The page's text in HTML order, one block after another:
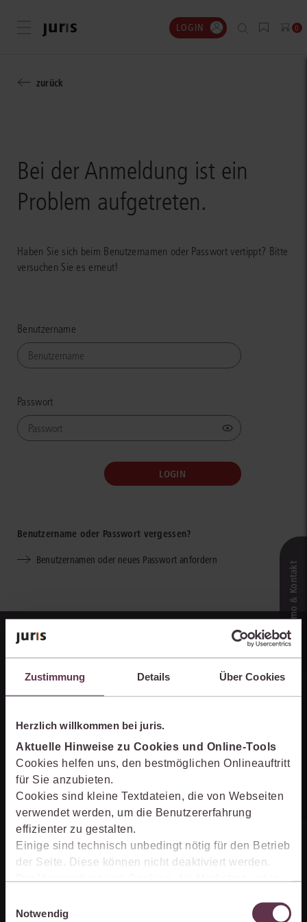
Zustimmung Details Über Cookies
Herzlich willkommen bei juris.
Aktuelle Hinweise zu Cookies und Online-Tools
Cookies helfen uns, den bestmöglichen Onlineauftritt
für Sie anzubieten.
Cookies sind kleine Textdateien, die von Webseiten
verwendet werden, um die Benutzererfahrung
effizienter zu gestalten.
Einige sind technisch unbedingt nötig für den Betrieb
der Seite. Diese können nicht deaktiviert werden.
Der Verwendung von Cookies, die Marketing- oder
Produkte zu optimieren, können Sie zustimmen,
Notwendig
Menü öffnen LOGIN 0
zurück
Bei der Anmeldung ist ein
Problem aufgetreten.
Haben Sie sich beim Benutzernamen oder Passwort vertippt? Bitte
versuchen Sie es erneut!
Benutzername
Passwort
Benutzername oder Passwort vergessen?
Benutzernamen oder neues Passwort anfordern
Unternehmen
Über juris
Partner der jurisAllianz
Karriere
Live‑Demo & Kontakt
Online-Produkt­berater